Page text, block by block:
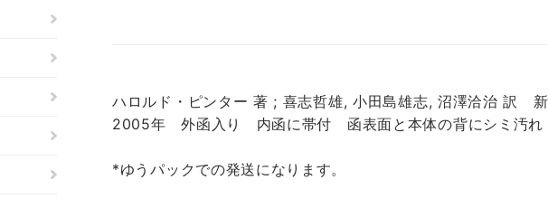
ハロルド・ピンター 著 ; 喜志哲雄, 小田島雄志, 沼澤洽治 訳
2005年 外函入り 内函に帯付 函表面と本体の背にシミ汚れ
*ゆうパックでの発送になります。